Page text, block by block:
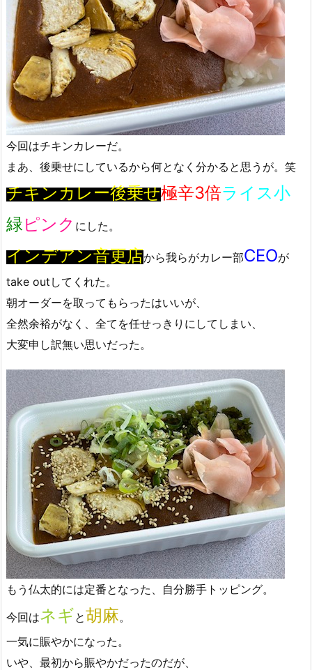
今回はチキンカレーだ。
まあ、後乗せにしているから何となく分かると思うが。笑
チキンカレー後乗せ極辛3倍ライス小
緑ピンク にした。
インデアン音更店から我らがカレー部CEOが
take outしてくれた。
朝オーダーを取ってもらったはいいが、
全然余裕がなく、全てを任せっきりにしてしまい、
大変申し訳無い思いだった。
もう仏太的には定番となった、自分勝手トッピング。
今回はネギと胡麻。
一気に賑やかになった。
いや、最初から賑やかだったのだが、